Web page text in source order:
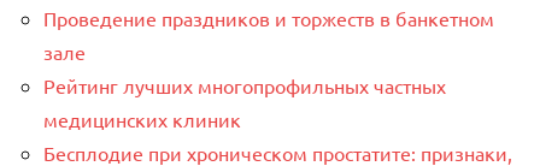
Проведение праздников и торжеств в банкетном
зале
Рейтинг лучших многопрофильных частных
медицинских клиник
Бесплодие при хроническом простатите: признаки,